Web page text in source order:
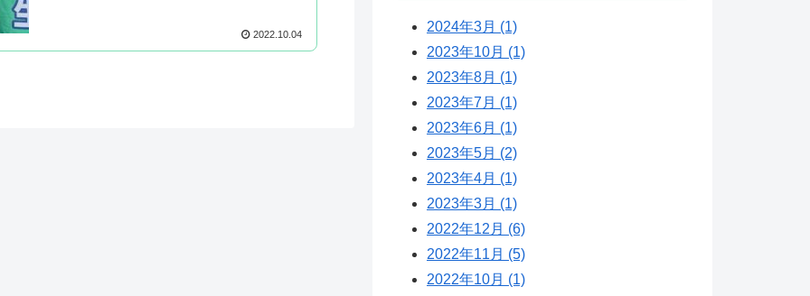
2022.10.04
2024年3月 (1)
2023年10月 (1)
2023年8月 (1)
2023年7月 (1)
2023年6月 (1)
2023年5月 (2)
2023年4月 (1)
2023年3月 (1)
2022年12月 (6)
2022年11月 (5)
2022年10月 (1)